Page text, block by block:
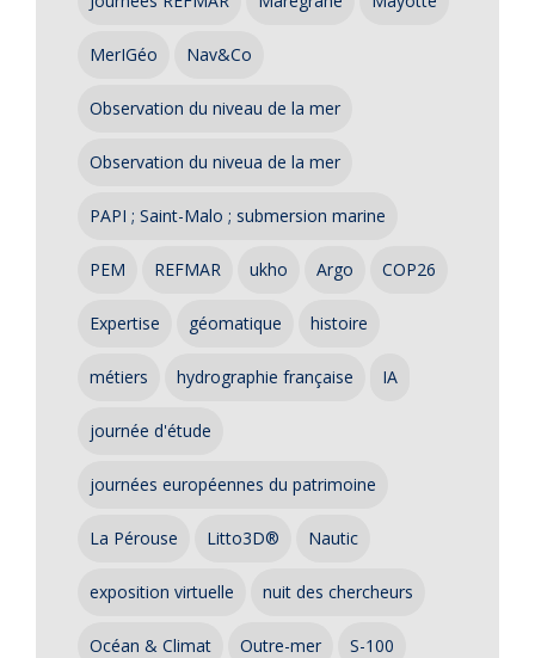
MerIGéo Nav&Co
Observation du niveau de la mer
Observation du niveua de la mer
PAPI ; Saint-Malo ; submersion marine
PEM REFMAR ukho Argo COP26
Expertise géomatique histoire
métiers hydrographie française IA
journée d'étude
journées européennes du patrimoine
La Pérouse Litto3D® Nautic
exposition virtuelle nuit des chercheurs
Océan & Climat Outre-mer S-100